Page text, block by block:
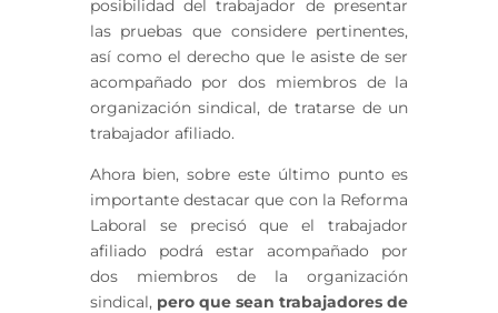
posibilidad del trabajador de presentar
las pruebas que considere pertinentes,
así como el derecho que le asiste de ser
acompañado por dos miembros de la
organización sindical, de tratarse de un
trabajador afiliado.
Ahora bien, sobre este último punto es
importante destacar que con la Reforma
Laboral se precisó que el trabajador
afiliado podrá estar acompañado por
dos miembros de la organización
sindical,pero que sean trabajadores de